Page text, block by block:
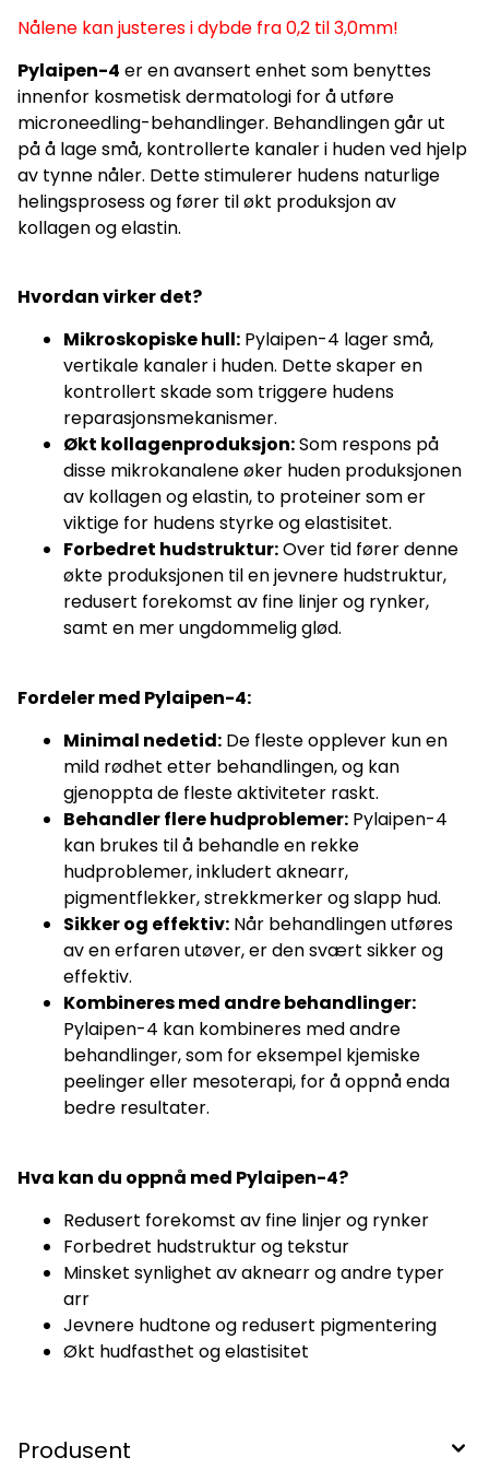
Nålene kan justeres i dybde fra 0,2 til 3,0mm!
Pylaipen-4 er en avansert enhet som benyttes
innenfor kosmetisk dermatologi for å utføre
microneedling-behandlinger. Behandlingen går ut
på å lage små, kontrollerte kanaler i huden ved hjelp
av tynne nåler. Dette stimulerer hudens naturlige
helingsprosess og fører til økt produksjon av
kollagen og elastin.
Hvordan virker det?
Mikroskopiske hull: Pylaipen-4 lager små,
vertikale kanaler i huden. Dette skaper en
kontrollert skade som triggere hudens
reparasjonsmekanismer.
Økt kollagenproduksjon:Som respons på
disse mikrokanalene øker huden produksjonen
av kollagen og elastin, to proteiner som er
viktige for hudens styrke og elastisitet.
Forbedret hudstruktur:Over tid fører denne
økte produksjonen til en jevnere hudstruktur,
redusert forekomst av fine linjer og rynker,
samt en mer ungdommelig glød.
Fordeler med Pylaipen-4:
Minimal nedetid: De fleste opplever kun en
mild rødhet etter behandlingen, og kan
gjenoppta de fleste aktiviteter raskt.
Behandler flere hudproblemer: Pylaipen-4
kan brukes til å behandle en rekke
hudproblemer, inkludert aknearr,
pigmentflekker, strekkmerker og slapp hud.
Sikker og effektiv: Når behandlingen utføres
av en erfaren utøver, er den svært sikker og
effektiv.
Kombineres med andre behandlinger:
Pylaipen-4 kan kombineres med andre
behandlinger, som for eksempel kjemiske
peelinger eller mesoterapi, for å oppnå enda
bedre resultater.
Hva kan du oppnå med Pylaipen-4?
Redusert forekomst av fine linjer og rynker
Forbedret hudstruktur og tekstur
Minsket synlighet av aknearr og andre typer
arr
Jevnere hudtone og redusert pigmentering
Økt hudfasthet og elastisitet
Produsent